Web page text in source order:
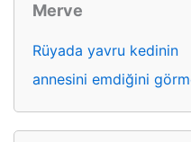
Merve
Rüyada yavru kedinin
annesini emdiğini